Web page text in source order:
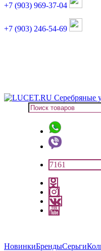
+7 (903) 969-37-04
+7 (903) 246-54-69
7161
НовинкиБрендыСерьги